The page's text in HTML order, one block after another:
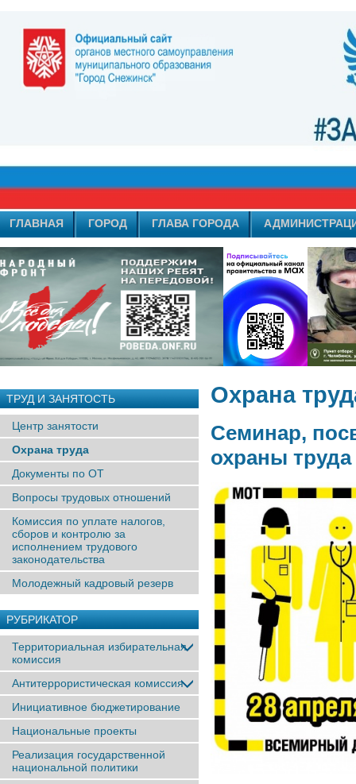
ГЛАВНАЯ ГОРОД ГЛАВА ГОРОДА
ТРУД И ЗАНЯТОСТЬ
Центр занятости
Охрана труда
Документы по ОТ
Вопросы трудовых отношений
Комиссия по уплате налогов,
сборов и контролю за
исполнением трудового
законодательства
Молодежный кадровый резерв
РУБРИКАТОР
Территориальная избирательная
комиссия
Антитеррористическая комиссия
Инициативное бюджетирование
Национальные проекты
Реализация государственной
национальной политики
Охрана
Семинар,
охраны труда